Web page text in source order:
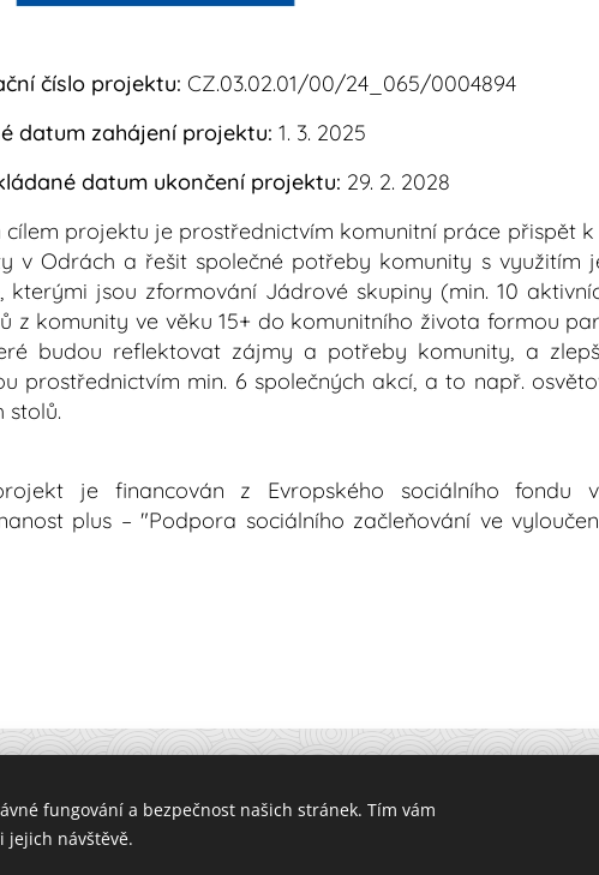
číslo projektu: CZ.03.02.01/00/24_065/0004894
datum zahájení projektu: 1. 3. 2025
datum ukončení projektu: 29. 2. 2028
cílem projektu je prostřednictvím komunitní práce přispět
v Odrách a řešit společné potřeby komunity s využitím
kterými jsou zformování Jádrové skupiny (min. 10
z komunity ve věku 15+ do komunitního života formou
budou reflektovat zájmy a potřeby komunity, a
prostřednictvím min. 6 společných akcí, a to např.
je financován z Evropského sociálního fondu
plus – "Podpora sociálního začleňování ve
fungování a bezpečnost našich stránek. Tím vám
jejich návštěvě.